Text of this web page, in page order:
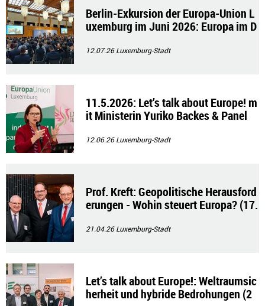
Berlin-Exkursion der Europa-Union L
uxemburg im Juni 2026: Europa im D
12.07.26Luxemburg-Stadt
11.5.2026: Let’s talk about Europe! m
it Ministerin Yuriko Backes & Panel
12.06.26Luxemburg-Stadt
Prof. Kreft: Geopolitische Herausford
erungen - Wohin steuert Europa? (17.
21.04.26Luxemburg-Stadt
Let’s talk about Europe!: Weltraumsic
herheit und hybride Bedrohungen (2